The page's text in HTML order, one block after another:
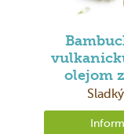
olejom